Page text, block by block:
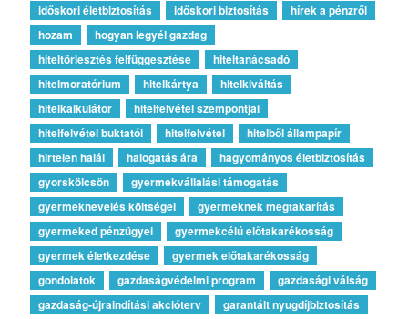
időskori életbiztosítás
időskori biztosítás
hírek a pénzről
hozam
hogyan legyél gazdag
hiteltörlesztés felfüggesztése
hiteltanácsadó
hitelmoratórium
hitelkártya
hitelkiváltás
hitelkalkulátor
hitelfelvétel szempontjai
hitelfelvétel buktatói
hitelfelvétel
hitelből állampapír
hirtelen halál
halogatás ára
hagyományos életbiztosítás
gyorskölcsön
gyermekvállalási támogatás
gyermeknevelés költségei
gyermeknek megtakarítás
gyermeked pénzügyei
gyermekcélú előtakarékosság
gyermek életkezdése
gyermek előtakarékosság
gondolatok
gazdaságvédelmi program
gazdasági válság
gazdaság-újraindítási akcióterv
garantált nyugdíjbiztosítás